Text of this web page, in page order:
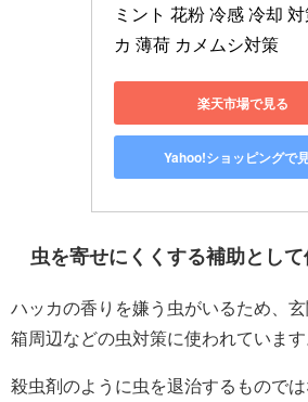
ミント 花粉 冷感 冷却
カ 薄荷 カメムシ対策
楽天市場で見る
Yahoo!ショッピングで
虫を寄せにくくする補助とし
ハッカの香りを嫌う虫がいるため、
箱周辺などの虫対策に使われています
殺虫剤のように虫を退治するもので